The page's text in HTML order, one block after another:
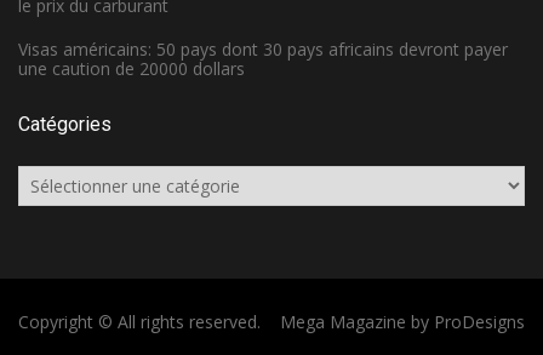
le prix du carburant
Visas américains: 50 pays dont 30 pays africains devront payer
une caution de 20000 dollars
Catégories
Catégories
Copyright © All rights reserved. Mega Magazine by ProDesigns